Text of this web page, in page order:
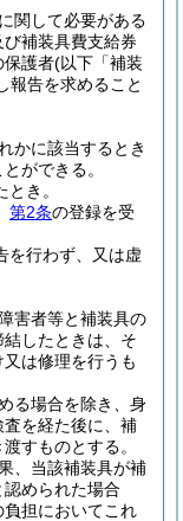
関して必要がある
補装具費支給券
保護者(以下「補装
報告を求めること
かに該当するとき
ができる。
き。
第2条の登録を受
を行わず、又は虚
害者等と補装具の
したときは、そ
は修理を行うも
る場合を除き、身
を経た後に、補
すものとする。
、当該補装具が補
められた場合
担においてこれ